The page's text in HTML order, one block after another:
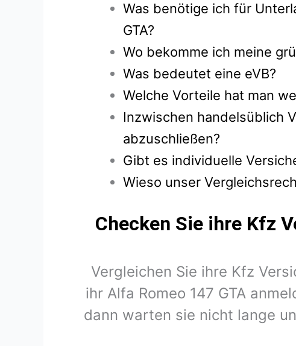
Was benötige ich für
GTA?
Wo bekomme ich meine
Was bedeutet eine eVB?
Welche Vorteile hat man
Inzwischen handelsüblich
abzuschließen?
Gibt es individuelle
Wieso unser
Checken Sie ihre Kfz
Vergleichen Sie ihre Kfz
ihr Alfa Romeo 147 GTA
dann warten sie nicht lange